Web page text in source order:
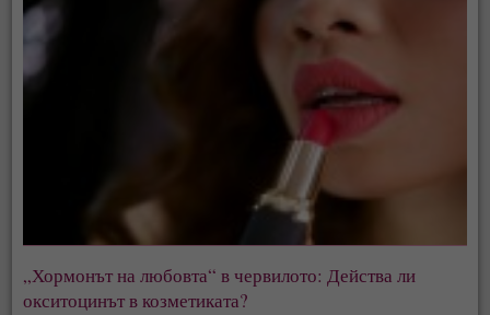
„Хормонът на любовта“ в червилото: Действа ли
окситоцинът в козметиката?